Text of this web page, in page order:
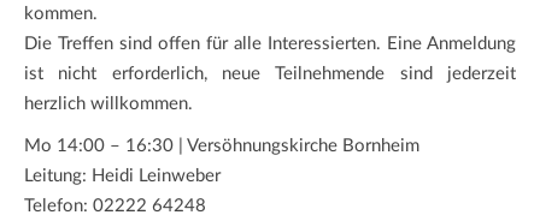
kommen.
Die Treffen sind offen für alle Interessierten. Eine Anmeldung
ist nicht erforderlich, neue Teilnehmende sind jederzeit
herzlich willkommen.
Mo 14:00 – 16:30 | Versöhnungskirche Bornheim
Leitung: Heidi Leinweber
Telefon: 02222 64248